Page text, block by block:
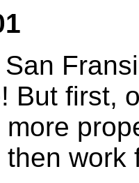
But first,
then work